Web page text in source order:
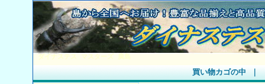
ダイナステス マスターズ 廣島
買い物カゴの中